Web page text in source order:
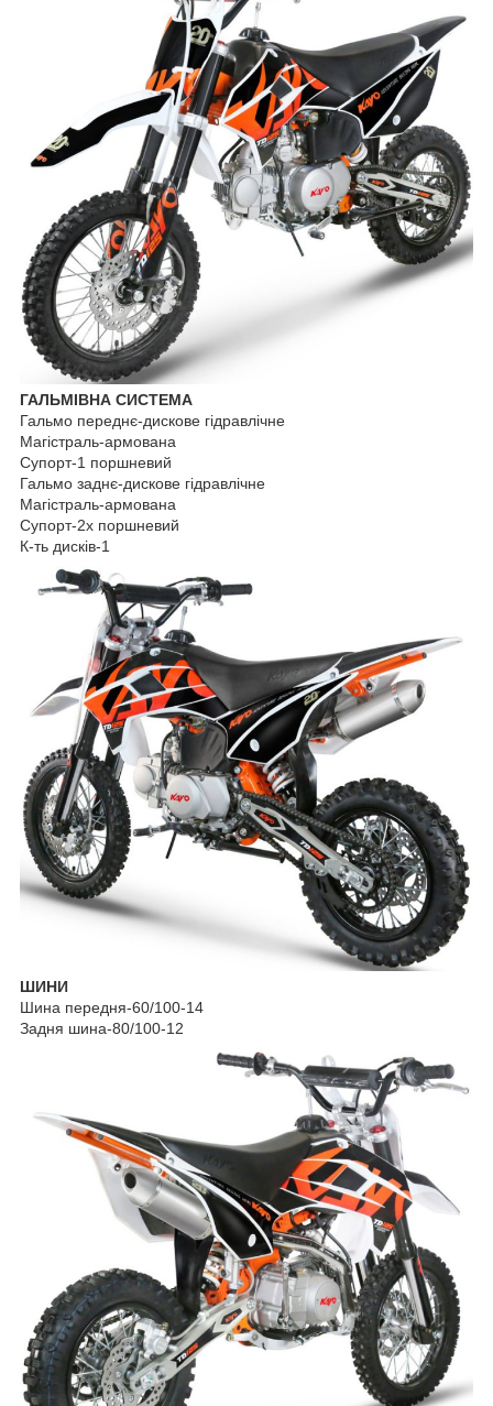
ГАЛЬМІВНА СИСТЕМА
Гальмо переднє-дискове гідравлічне
Магістраль-армована
Супорт-1 поршневий
Гальмо заднє-дискове гідравлічне
Магістраль-армована
Супорт-2х поршневий
К-ть дисків-1
ШИНИ
Шина передня-60/100-14
Задня шина-80/100-12